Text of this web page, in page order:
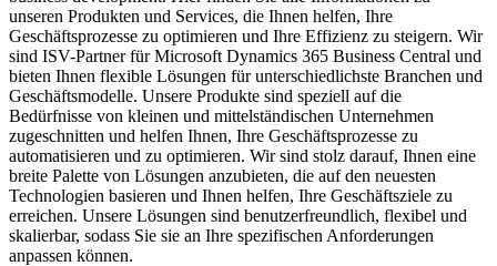
unseren Produkten und Services, die Ihnen helfen, Ihre
Geschäftsprozesse zu optimieren und Ihre Effizienz zu steigern. Wir
sind ISV-Partner für Microsoft Dynamics 365 Business Central und
bieten Ihnen flexible Lösungen für unterschiedlichste Branchen und
Geschäftsmodelle. Unsere Produkte sind speziell auf die
Bedürfnisse von kleinen und mittelständischen Unternehmen
zugeschnitten und helfen Ihnen, Ihre Geschäftsprozesse zu
automatisieren und zu optimieren. Wir sind stolz darauf, Ihnen eine
breite Palette von Lösungen anzubieten, die auf den neuesten
Technologien basieren und Ihnen helfen, Ihre Geschäftsziele zu
erreichen. Unsere Lösungen sind benutzerfreundlich, flexibel und
skalierbar, sodass Sie sie an Ihre spezifischen Anforderungen
anpassen können.